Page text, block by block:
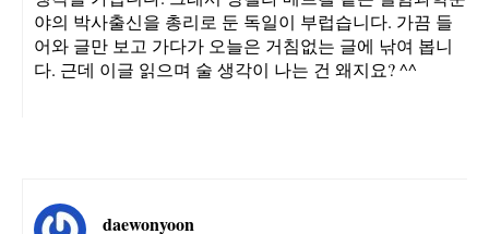
야의 박사출신을 총리로 둔 독일이 부럽습니다. 가끔 들
어와 글만 보고 가다가 오늘은 거침없는 글에 낚여 봅니
다. 근데 이글 읽으며 술 생각이 나는 건 왜지요? ^^
daewonyoon